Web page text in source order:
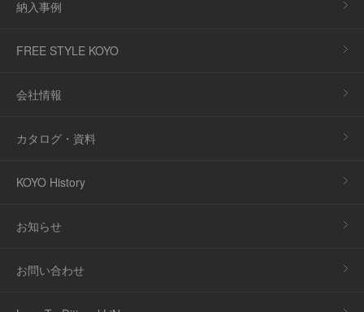
納入事例
FREE STYLE KOYO
会社情報
カタログ・資料
KOYO History
お知らせ
お問い合わせ